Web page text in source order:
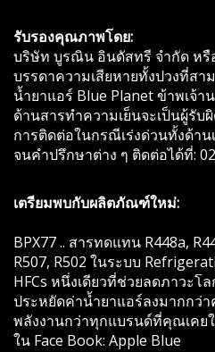
รับรองคุณภาพโดย:
บริษัท บูรณิน อินดัสทรี จำกัด หรื
บรรดาความเสียหายทั้งปวงที่สา
น้ำยาแอร์ Blue Planet ข้าพเจ้า
ด้านสารทำความเย็นจะเป็นผู้รับ
การติดต่อในกรณีเร่งด่วนทั้งด้า
จนคำปรึกษาต่าง ๆ ติดต่อได้ที่:
เตรียมพบกับผลิตภัณฑ์ใหม่:
BPX77 .. สารทดแทน R448a,
R507, R502 ในระบบ
HFCs หนึ่งเดียวที่ช่วยลดภาวะ
ประหยัดค่าน้ำยาแอร์ลงมากกว่
พลังงานกว่าทุกแบรนด์ที่คุณเคย
ใน Face Book: Apple Blue